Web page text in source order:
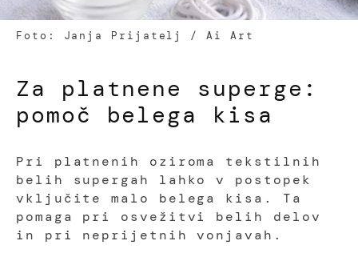
Foto: Janja Prijatelj / Ai Art
Za platnene superge:
pomoč belega kisa
Pri platnenih oziroma tekstilnih
belih supergah lahko v postopek
vključite malo belega kisa. Ta
pomaga pri osvežitvi belih delov
in pri neprijetnih vonjavah.